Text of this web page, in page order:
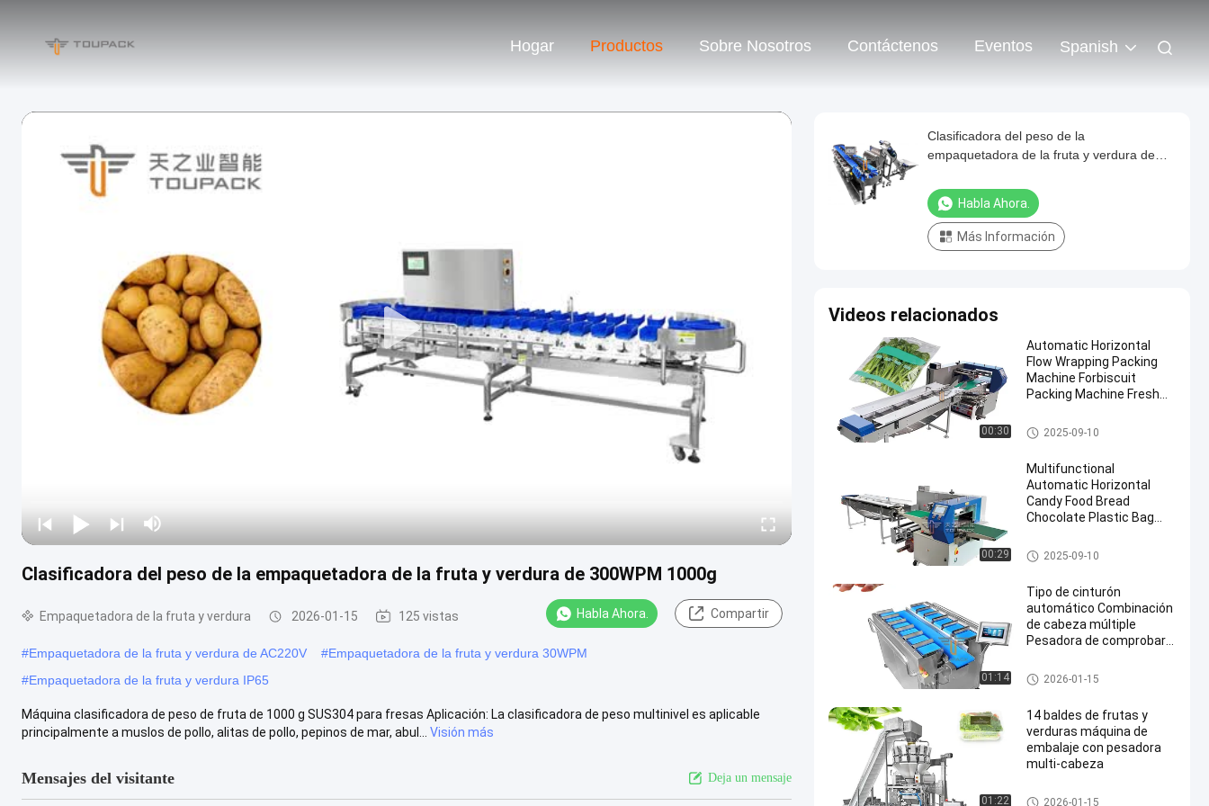
Hogar Productos Sobre Nosotros Contáctenos Eventos Spanish
Clasificadora del peso de la empaquetadora de la fruta y verdura de 300WPM 1000g
Empaquetadora de la fruta y verdura 2026-01-15 125 vistas Habla Ahora. Compartir
#Empaquetadora de la fruta y verdura de AC220V #Empaquetadora de la fruta y verdura 30WPM
#Empaquetadora de la fruta y verdura IP65
Máquina clasificadora de peso de fruta de 1000 g SUS304 para fresas Aplicación: La clasificadora de peso multinivel es aplicable
principalmente a muslos de pollo, alitas de pollo, pepinos de mar, abul...
Visión más
Mensajes del visitante Deja un mensaje
Clasificadora del peso de la
empaquetadora de la fruta y verdura de
Habla Ahora.
Más Información
Videos relacionados
00:30
Automatic Horizontal
Flow Wrapping Packing
Machine Forbiscuit
Packing Machine Fresh
Pillow Bag Packing
Machine
Empaquetadora de la fruta y v
erdura
2025-09-10
00:29
Multifunctional
Automatic Horizontal
Candy Food Bread
Chocolate Plastic Bag
Packing Machine
Empaquetadora de la fruta y v
erdura
2025-09-10
01:14
Tipo de cinturón
automático Combinación
de cabeza múltiple
Pesadora de comprobar
de cerdo
empaquetadora del pesador d
el multihead
2026-01-15
01:22
14 baldes de frutas y
verduras máquina de
embalaje con pesadora
multi-cabeza
Empaquetadora de la fruta y v
2026-01-15